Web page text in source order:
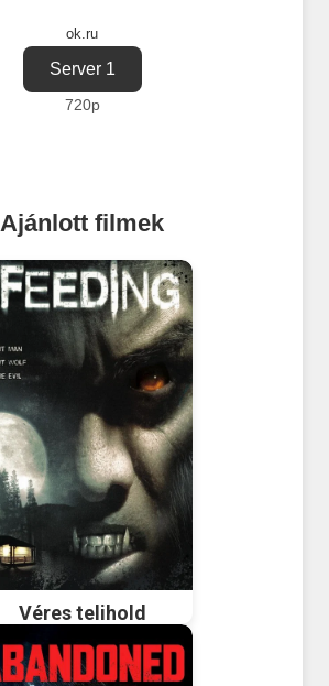
ok.ru
Server 1
720p
Ajánlott filmek
Véres telihold